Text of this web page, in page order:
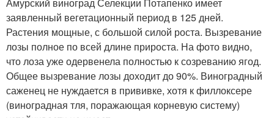
Амурский виноград Селекции Потапенко имеет
заявленный вегетационный период в 125 дней.
Растения мощные, с большой силой роста. Вызревание
лозы полное по всей длине прироста. На фото видно,
что лоза уже одервенела полностью к созреванию ягод.
Общее вызревание лозы доходит до 90%. Виноградный
саженец не нуждается в прививке, хотя к филлоксере
(виноградная тля, поражающая корневую систему)